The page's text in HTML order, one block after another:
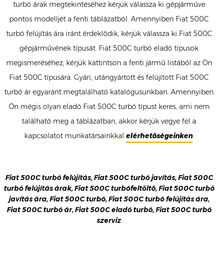
turbó árak megtekintéséhez kérjük válassza ki gépjárműve
pontos modelljét a fenti táblázatból. Amennyiben Fiat 500C
turbó felújítás ára iránt érdeklődik, kérjük válassza ki Fiat 500C
gépjárművének típusát. Fiat 500C turbó eladó típusok
megismeréséhez, kérjük kattintson a fenti jármű listából az Ön
Fiat 500C típusára. Gyári, utángyártott és felújított Fiat 500C
turbó ár egyaránt megtalálható katalógusunkban. Amennyiben
Ön mégis olyan eladó Fiat 500C turbó típust keres, ami nem
található meg a táblázatban, akkor kérjük vegye fel a
kapcsolatot munkatársainkkal elérhetőségeinken.
Fiat 500C turbó felújítás, Fiat 500C turbó javítás, Fiat 500C
turbó felújítás árak, Fiat 500C turbófeltöltő, Fiat 500C turbó
javítás ára, Fiat 500C turbó, Fiat 500C turbó felújítás ára,
Fiat 500C turbó ár, Fiat 500C eladó turbó, Fiat 500C turbó
szerviz